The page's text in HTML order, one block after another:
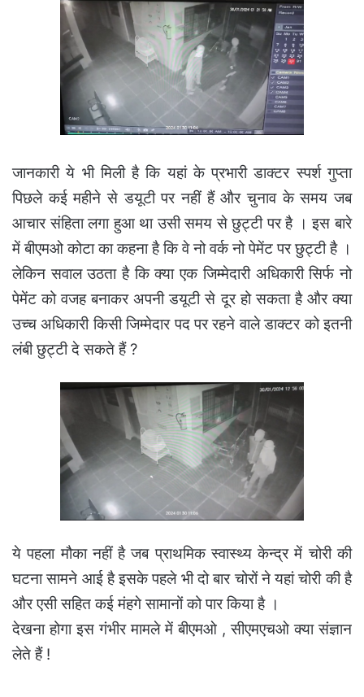
जानकारी ये भी मिली है कि यहां के प्रभारी डाक्टर स्पर्श गुप्ता
पिछले कई महीने से डयूटी पर नहीं हैं और चुनाव के समय जब
आचार संहिता लगा हुआ था उसी समय से छुट्टी पर है । इस बारे
में बीएमओ कोटा का कहना है कि वे नो वर्क नो पेमेंट पर छुट्टी है ।
लेकिन सवाल उठता है कि क्या एक जिम्मेदारी अधिकारी सिर्फ नो
पेमेंट को वजह बनाकर अपनी डयूटी से दूर हो सकता है और क्या
उच्च अधिकारी किसी जिम्मेदार पद पर रहने वाले डाक्टर को इतनी
लंबी छुट्टी दे सकते हैं ?
ये पहला मौका नहीं है जब प्राथमिक स्वास्थ्य केन्द्र में चोरी की
घटना सामने आई है इसके पहले भी दो बार चोरों ने यहां चोरी की है
और एसी सहित कई मंहगे सामानों को पार किया है ।
देखना होगा इस गंभीर मामले में बीएमओ , सीएमएचओ क्या संज्ञान
लेते हैं !